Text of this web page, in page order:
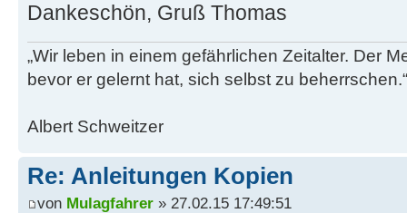
Dankeschön, Gruß Thomas
„Wir leben in einem gefährlichen Zeitalter. Der
bevor er gelernt hat, sich selbst zu beherrschen.“
Albert Schweitzer
Re: Anleitungen Kopien
von Mulagfahrer » 27.02.15 17:49:51